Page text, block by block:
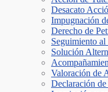
Desacato
Impugnación
Derecho de
Seguimiento
Solución
Valoración de
Declaración